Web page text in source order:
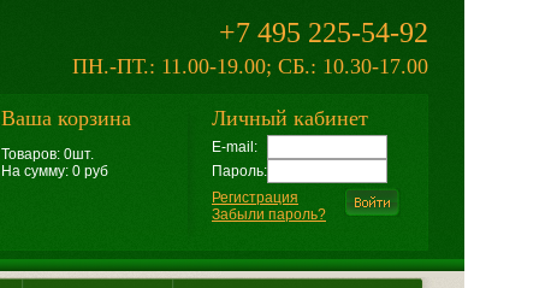
+7 495 225-54-92
ПН.-ПТ.: 11.00-19.00; СБ.: 10.30-17.00
Ваша корзина
Товаров: 0шт.
На сумму: 0 руб
Личный кабинет
E-mail:
Пароль:
Регистрация
Забыли пароль?